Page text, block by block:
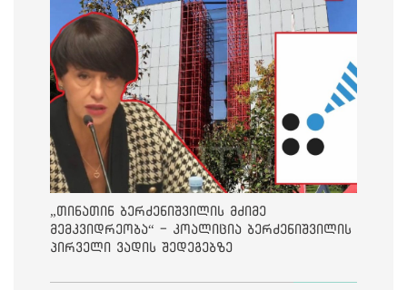
„თინათინ ბერძენიშვილის მძიმე
მემკვიდრეობა“ - კოალიცია ბერძენიშვილის
პირველი ვადის შედეგებზე